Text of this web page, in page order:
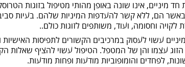
חד מיניים, אינו שונה באופן מהותי מטיפול בזוגות
הם, ללא קשר להעדפות המיניות שלהם. בעיות סביב
לקויה וחסומה, ועוד, משותפים לזוגות כולם..
עשוי לעסוק במרכיבים הקשורים לתפיסות
הזוג עצמו והן של המטפל. הטיפול עשוי להציף שאלות
לפחדים והומופוביות מודעות ופחות מודעות.